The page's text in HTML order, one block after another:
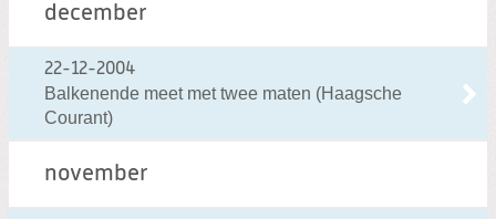
december
22-12-2004
Balkenende meet met twee maten (Haagsche
Courant)
november